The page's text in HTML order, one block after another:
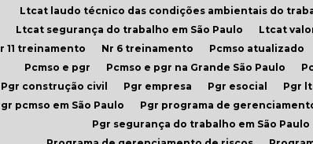
Ltcat laudo técnico das condições ambientais do
Ltcat segurança do trabalho em São Paulo
Ltcat
Nr 11 treinamento
Nr 6 treinamento Pcmso atualizado
Pcmso e pgr
Pcmso e pgr na Grande São Paulo
Pgr construção civil
Pgr empresa Pgr esocial Pgr
Pgr pcmso em São Paulo
Pgr programa de
Pgr segurança do trabalho em São Paulo